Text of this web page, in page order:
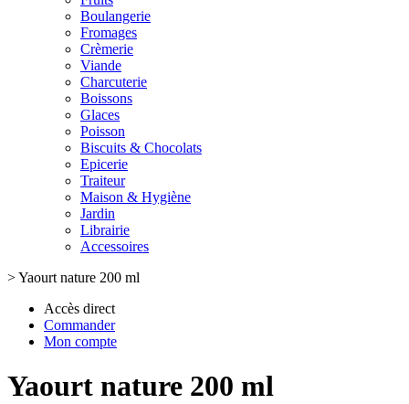
Boulangerie
Fromages
Crèmerie
Viande
Charcuterie
Boissons
Glaces
Poisson
Biscuits & Chocolats
Epicerie
Traiteur
Maison & Hygiène
Jardin
Librairie
Accessoires
>Yaourt nature 200 ml
Accès direct
Commander
Mon compte
Yaourt nature 200 ml